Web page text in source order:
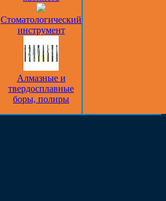
Стоматологический
инструмент
Алмазные и
твердосплавные
боры, полиры